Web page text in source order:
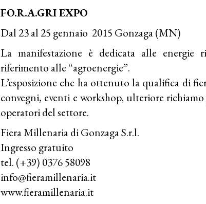
FO.R.A.GRI EXPO
Dal 23 al 25 gennaio 2015 Gonzaga (MN)
La manifestazione è dedicata alle energie
riferimento alle “agroenergie”.
L’esposizione che ha ottenuto la qualifica di
convegni, eventi e workshop, ulteriore
operatori del settore.
Fiera Millenaria di Gonzaga S.r.l.
Ingresso gratuito
tel. (+39) 0376 58098
info@fieramillenaria.it
www.fieramillenaria.it